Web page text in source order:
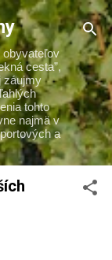
cesta”,
záujmy
tohto
najmä v
a